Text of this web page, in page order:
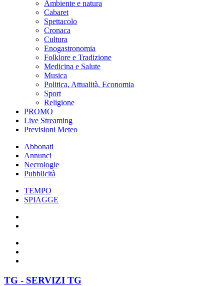
Ambiente e natura
Cabaret
Spettacolo
Cronaca
Cultura
Enogastronomia
Folklore e Tradizione
Medicina e Salute
Musica
Politica, Attualità, Economia
Sport
Religione
PROMO
Live Streaming
Previsioni Meteo
Abbonati
Annunci
Necrologie
Pubblicità
TEMPO
SPIAGGE
TG - SERVIZI TG